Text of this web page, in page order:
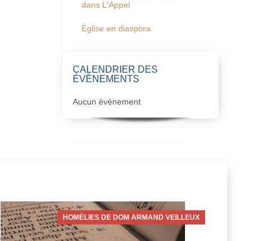
dans L'Appel
Église en diaspora
CALENDRIER DES
ÉVÈNEMENTS
Aucun évènement
HOMÉLIES DE DOM ARMAND VEILLEUX